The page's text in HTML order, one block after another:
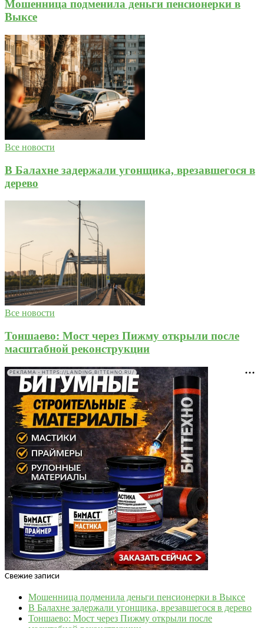
Мошенница подменила деньги пенсионерки в
Выксе
Все новости
В Балахне задержали угонщика, врезавшегося в
дерево
Все новости
Тоншаево: Мост через Пижму открыли после
масштабной реконструкции
РЕКЛАМА • HTTPS://LANDING.BITTEHNO.RU/
Свежие записи
Мошенница подменила деньги пенсионерки в Выксе
В Балахне задержали угонщика, врезавшегося в дерево
Тоншаево: Мост через Пижму открыли после